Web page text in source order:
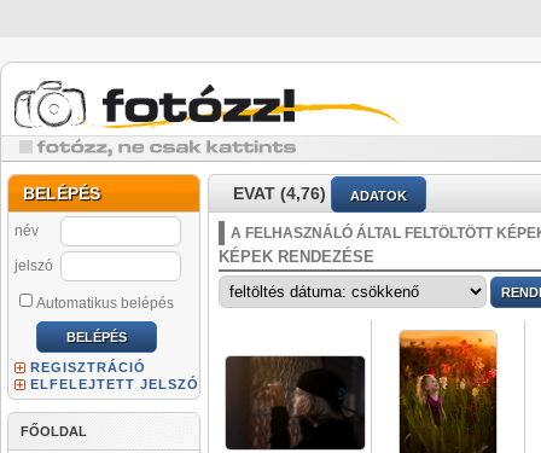
BELÉPÉS
név
jelszó
Automatikus belépés
REGISZTRÁCIÓ
ELFELEJTETT JELSZÓ
FŐOLDAL
EVAT (4,76) ADATOK
A FELHASZNÁLÓ ÁLTAL FELTÖLTÖTT
KÉPEK RENDEZÉSE